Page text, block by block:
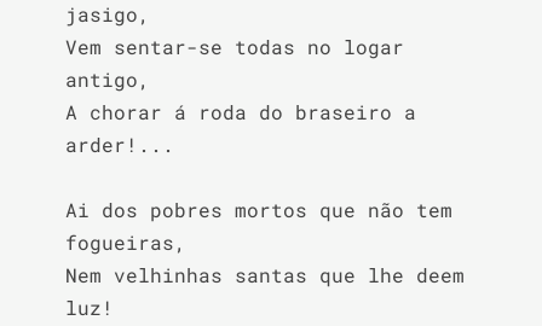
jasigo,
Vem sentar-se todas no logar
antigo,
A chorar á roda do braseiro a
arder!...
Ai dos pobres mortos que não tem
fogueiras,
Nem velhinhas santas que lhe deem
luz!